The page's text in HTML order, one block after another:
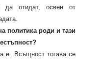
да отидат, освен от
политика роди и тази
е. Всъщност тогава се